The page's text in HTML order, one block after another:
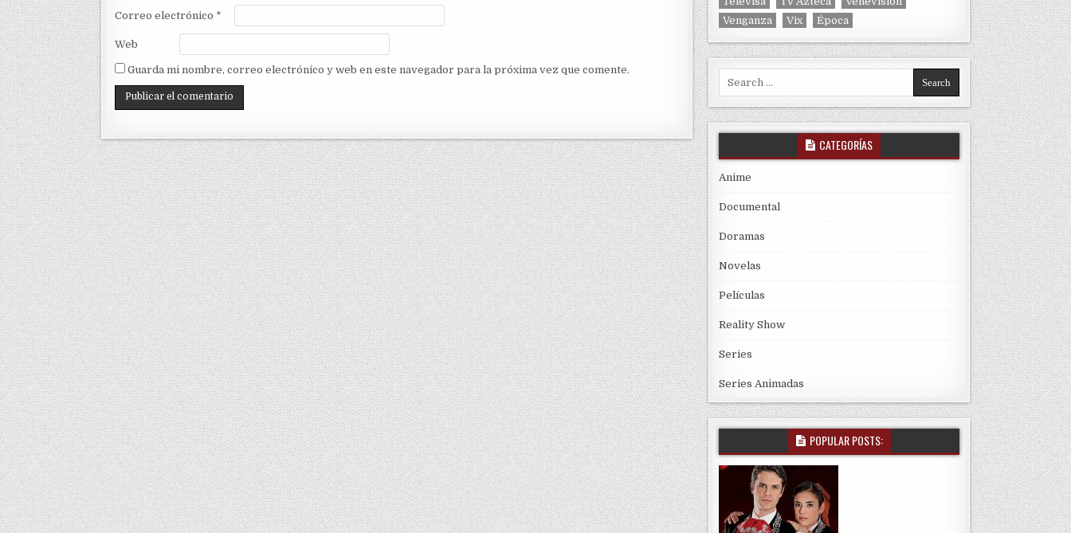
Correo electrónico *
Web
Guarda mi nombre, correo electrónico y web en este navegador para la próxima vez que comente.
Venganza
Vix Época
Search for:
CATEGORÍAS
Anime
Documental
Doramas
Novelas
Películas
Reality Show
Series
Series Animadas
POPULAR POSTS: